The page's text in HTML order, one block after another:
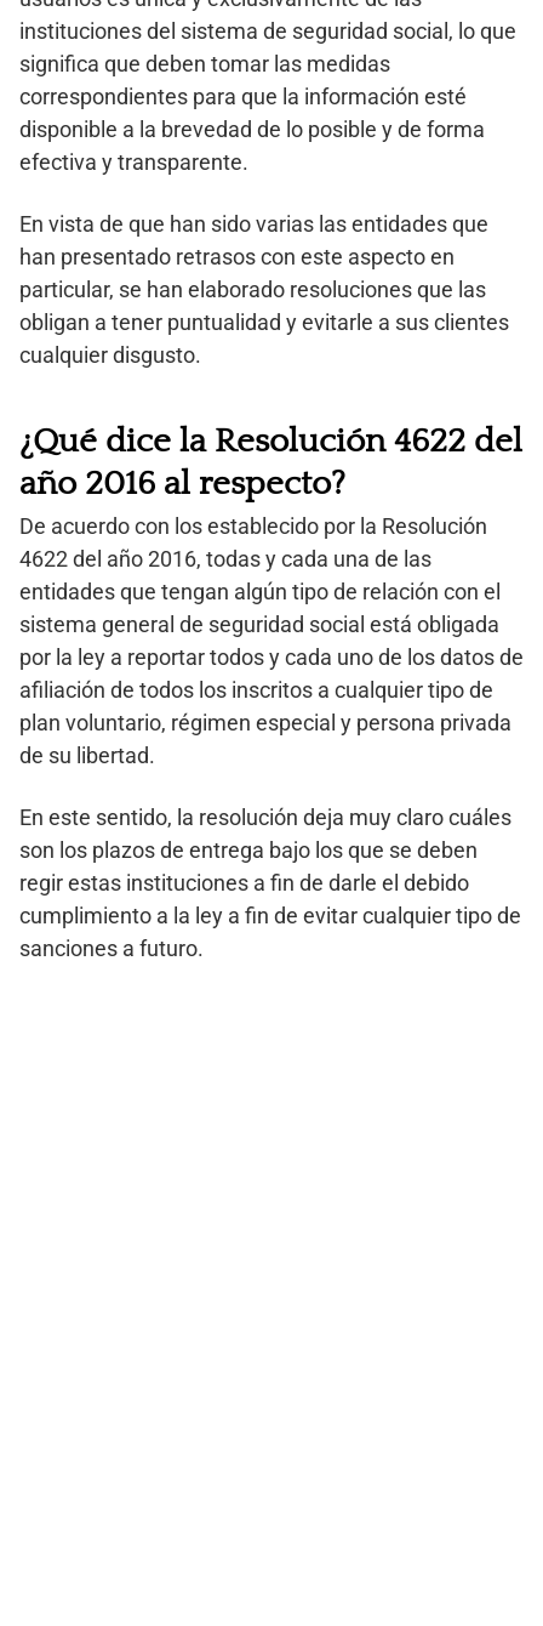
instituciones del sistema de seguridad social, lo que
significa que deben tomar las medidas
correspondientes para que la información esté
disponible a la brevedad de lo posible y de forma
efectiva y transparente.
En vista de que han sido varias las entidades que
han presentado retrasos con este aspecto en
particular, se han elaborado resoluciones que las
obligan a tener puntualidad y evitarle a sus clientes
cualquier disgusto.
¿Qué dice la Resolución 4622 del
año 2016 al respecto?
De acuerdo con los establecido por la Resolución
4622 del año 2016, todas y cada una de las
entidades que tengan algún tipo de relación con el
sistema general de seguridad social está obligada
por la ley a reportar todos y cada uno de los datos de
afiliación de todos los inscritos a cualquier tipo de
plan voluntario, régimen especial y persona privada
de su libertad.
En este sentido, la resolución deja muy claro cuáles
son los plazos de entrega bajo los que se deben
regir estas instituciones a fin de darle el debido
cumplimiento a la ley a fin de evitar cualquier tipo de
sanciones a futuro.